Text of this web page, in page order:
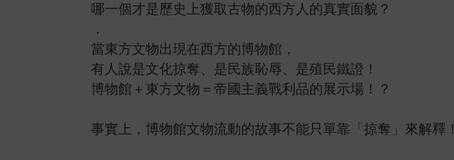
哪一個才是歷史上獲取古物的西方人的真實面貌？
．
當東方文物出現在西方的博物館，
有人說是文化掠奪、是民族恥辱、是殖民鐵證！
博物館＋東方文物＝帝國主義戰利品的展示場！？
事實上，博物館文物流動的故事不能只單靠「掠奪」來解釋！